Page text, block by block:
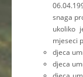
snaga
ukoliko
mjeseci
djeca
djeca